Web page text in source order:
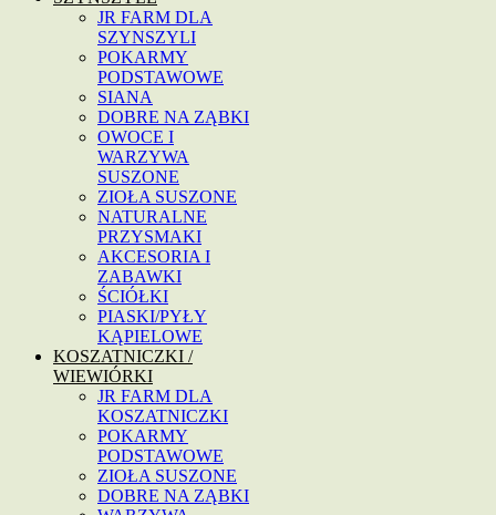
JR FARM DLA
SZYNSZYLI
POKARMY
PODSTAWOWE
SIANA
DOBRE NA ZĄBKI
OWOCE I
WARZYWA
SUSZONE
ZIOŁA SUSZONE
NATURALNE
PRZYSMAKI
AKCESORIA I
ZABAWKI
ŚCIÓŁKI
PIASKI/PYŁY
KĄPIELOWE
KOSZATNICZKI /
WIEWIÓRKI
JR FARM DLA
KOSZATNICZKI
POKARMY
PODSTAWOWE
ZIOŁA SUSZONE
DOBRE NA ZĄBKI